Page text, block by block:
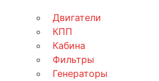
Двигатели
КПП
Кабина
Фильтры
Генераторы